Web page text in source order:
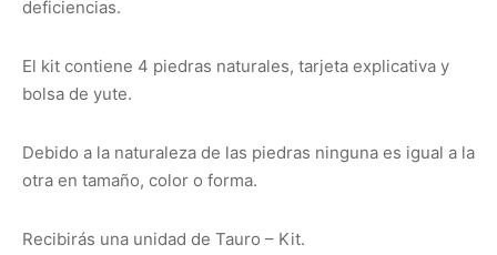
deficiencias.
El kit contiene 4 piedras naturales, tarjeta explicativa y
bolsa de yute.
Debido a la naturaleza de las piedras ninguna es igual a la
otra en tamaño, color o forma.
Recibirás una unidad de Tauro – Kit.